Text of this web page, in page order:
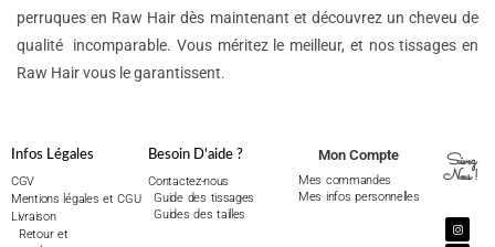
perruques en Raw Hair dès maintenant et découvrez un cheveu de
qualité incomparable. Vous méritez le meilleur, et nos tissages en
Raw Hair vous le garantissent.
Infos Légales
CGV
Mentions légales et CGU
Livraison
Retour et
Besoin D'aide ?
Contactez-nous
Guide des tissages
Guides des tailles
Mon Compte
Mes commandes
Mes infos personnelles
Suivez
Nous !